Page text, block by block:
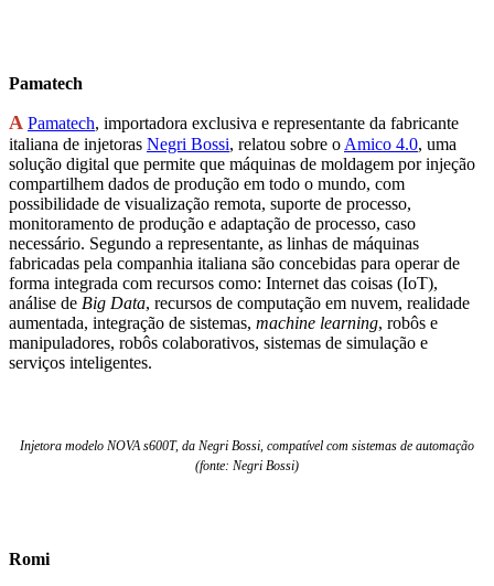
Pamatech
A Pamatech, importadora exclusiva e representante da fabricante
italiana de injetoras Negri Bossi, relatou sobre o Amico 4.0, uma
solução digital que permite que máquinas de moldagem por injeção
compartilhem dados de produção em todo o mundo, com
possibilidade de visualização remota, suporte de processo,
monitoramento de produção e adaptação de processo, caso
necessário. Segundo a representante, as linhas de máquinas
fabricadas pela companhia italiana são concebidas para operar de
forma integrada com recursos como: Internet das coisas (IoT),
análise de Big Data, recursos de computação em nuvem, realidade
aumentada, integração de sistemas, machine learning, robôs e
manipuladores, robôs colaborativos, sistemas de simulação e
serviços inteligentes.
Injetora modelo NOVA s600T, da Negri Bossi, compatível com sistemas de automação
(fonte: Negri Bossi)
Romi